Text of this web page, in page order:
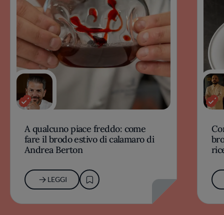
A qualcuno piace freddo: come
fare il brodo estivo di calamaro di
Andrea Berton
LEGGI